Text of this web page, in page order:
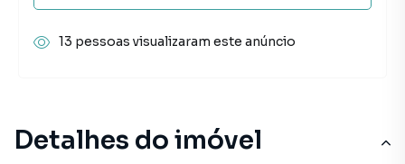
Detalhes do imóvel
13 pessoas visualizaram este anúncio